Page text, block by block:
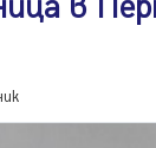
в